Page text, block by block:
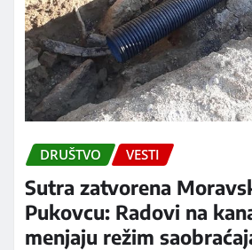
DRUŠTVO VESTI
Sutra zatvorena
Pukovcu: Radovi na
menjaju režim